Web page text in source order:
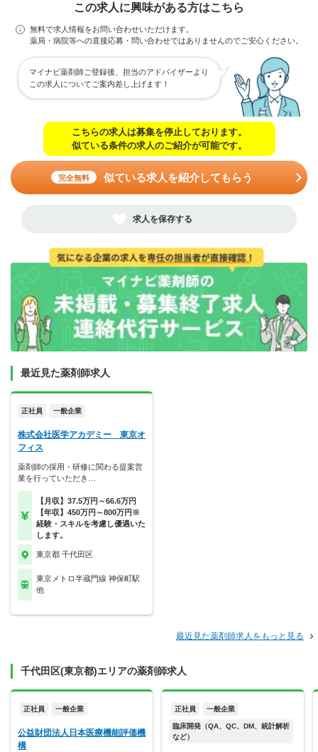
この求人に興味がある方はこちら
無料で求人情報をお問い合わせいただけます。
薬局・病院等への直接応募・問い合わせではありませんのでご安心ください。
マイナビ薬剤師ご登録後、担当のアドバイザーより
この求人についてご案内差し上げます！
こちらの求人は募集を停止しております。
似ている条件の求人のご紹介が可能です。
完全無料 似ている求人を紹介してもらう
求人を保存する
最近見た薬剤師求人
正社員 一般企業
株式会社医学アカデミー 東京オ
フィス
薬剤師の採用・研修に関わる提案営
業を行っていただき…
【月収】37.5万円～66.6万円
【年収】450万円～800万円※
経験・スキルを考慮し優遇いた
します。
東京都 千代田区
東京メトロ半蔵門線 神保町駅
他
最近見た薬剤師求人をもっと見る
千代田区(東京都)エリアの薬剤師求人
正社員 一般企業
公益財団法人日本医療機能評価機
構
正社員 一般企業
臨床開発（QA、QC、DM、統計解析
など）